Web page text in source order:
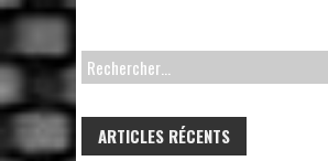
RECHERCHER :
ARTICLES RÉCENTS